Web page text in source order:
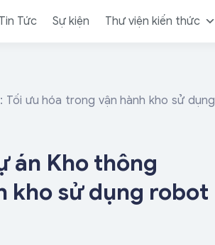
Tin Tức Sự kiện Thư viện kiến thức
Tối ưu hóa trong vận hành kho sử dụng
án Kho thông
kho sử dụng robot